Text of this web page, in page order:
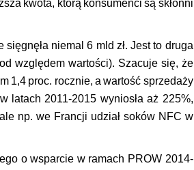
kwota, którą konsumenci są skłonni
niemal 6 mld zł. Jest to druga
względem wartości). Szacuje się, że
1,4 proc. rocznie, a wartość sprzedaży
latach 2011-2015 wyniosła aż 225%,
np. we Francji udział soków NFC w
o wsparcie w ramach PROW 2014-